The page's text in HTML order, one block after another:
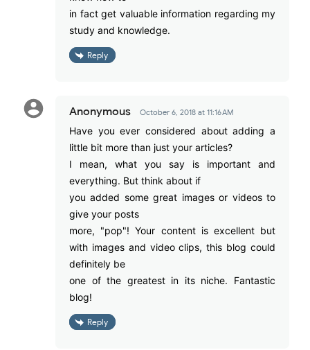
in fact get valuable information regarding my
study and knowledge.
Reply
Anonymous October 6, 2018 at 11:16 AM
Have you ever considered about adding a
little bit more than just your articles?
I mean, what you say is important and
everything. But think about if
you added some great images or videos to
give your posts
more, "pop"! Your content is excellent but
with images and video clips, this blog could
definitely be
one of the greatest in its niche. Fantastic
blog!
Reply